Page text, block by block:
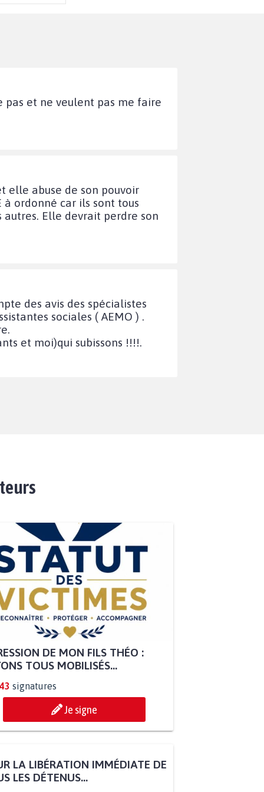
pas et ne veulent pas me faire
elle abuse de son pouvoir
à ordonné car ils sont tous
Elle devrait perdre son
des avis des spécialistes
sociales ( AEMO ) .
et moi)qui subissons !!!!.
DE MON FILS THÉO :
TOUS MOBILISÉS...
signatures
Je signe
LA LIBÉRATION IMMÉDIATE DE
LES DÉTENUS...